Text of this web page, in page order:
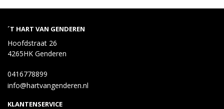
´T HART VAN GENDEREN
Hoofdstraat 26
4265HK Genderen
0416778899
info@hartvangenderen.nl
KLANTENSERVICE